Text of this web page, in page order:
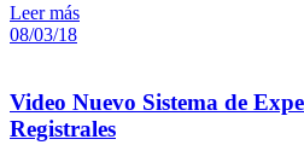
Leer más
08/03/18
Video Nuevo Sistema de
Registrales